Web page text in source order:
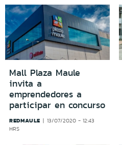
Mall Plaza Maule
invita a
emprendedores a
participar en concurso
REDMAULE
13/07/2020 - 12:43
HRS